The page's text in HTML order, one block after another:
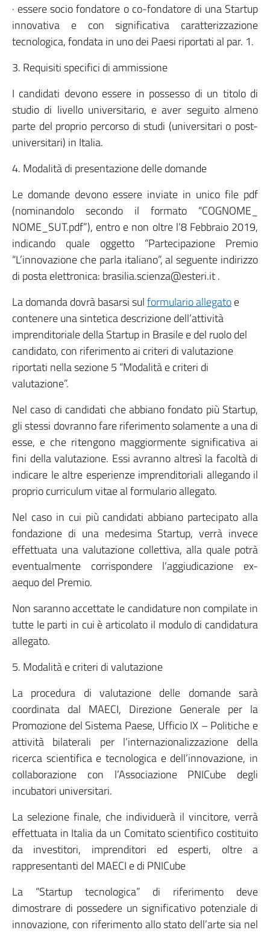
· essere socio fondatore o co-fondatore di una Startup
innovativa e con significativa caratterizzazione
tecnologica, fondata in uno dei Paesi riportati al par. 1.
3. Requisiti specifici di ammissione
I candidati devono essere in possesso di un titolo di
studio di livello universitario, e aver seguito almeno
parte del proprio percorso di studi (universitari o post-
universitari) in Italia.
4. Modalità di presentazione delle domande
Le domande devono essere inviate in unico file pdf
(nominandolo secondo il formato “COGNOME_
NOME_SUT.pdf”), entro e non oltre l’8 Febbraio 2019,
indicando quale oggetto “Partecipazione Premio
“L’innovazione che parla italiano”, al seguente indirizzo
di posta elettronica: brasilia.scienza@esteri.it .
La domanda dovrà basarsi sulformulario allegatoe
contenere una sintetica descrizione dell’attività
imprenditoriale della Startup in Brasile e del ruolo del
candidato, con riferimento ai criteri di valutazione
riportati nella sezione 5 “Modalità e criteri di
valutazione”.
Nel caso di candidati che abbiano fondato più Startup,
gli stessi dovranno fare riferimento solamente a una di
esse, e che ritengono maggiormente significativa ai
fini della valutazione. Essi avranno altresì la facoltà di
indicare le altre esperienze imprenditoriali allegando il
proprio curriculum vitae al formulario allegato.
Nel caso in cui più candidati abbiano partecipato alla
fondazione di una medesima Startup, verrà invece
effettuata una valutazione collettiva, alla quale potrà
eventualmente corrispondere l’aggiudicazione ex-
aequo del Premio.
Non saranno accettate le candidature non compilate in
tutte le parti in cui è articolato il modulo di candidatura
allegato.
5. Modalità e criteri di valutazione
La procedura di valutazione delle domande sarà
coordinata dal MAECI, Direzione Generale per la
Promozione del Sistema Paese, Ufficio IX – Politiche e
attività bilaterali per l’internazionalizzazione della
ricerca scientifica e tecnologica e dell’innovazione, in
collaborazione con l’Associazione PNICube degli
incubatori universitari.
La selezione finale, che individuerà il vincitore, verrà
effettuata in Italia da un Comitato scientifico costituito
da investitori, imprenditori ed esperti, oltre a
rappresentanti del MAECI e di PNICube
La “Startup tecnologica” di riferimento deve
dimostrare di possedere un significativo potenziale di
innovazione, con riferimento allo stato dell’arte sia nel